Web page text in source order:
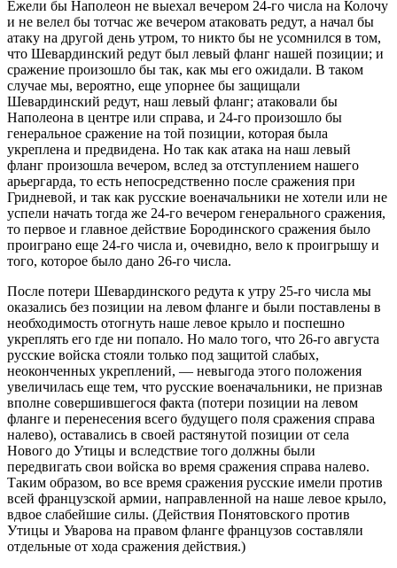
Ежели бы Наполеон не выехал вечером 24-го числа на Колочу
и не велел бы тотчас же вечером атаковать редут, а начал бы
атаку на другой день утром, то никто бы не усомнился в том,
что Шевардинский редут был левый фланг нашей позиции; и
сражение произошло бы так, как мы его ожидали. В таком
случае мы, вероятно, еще упорнее бы защищали
Шевардинский редут, наш левый фланг; атаковали бы
Наполеона в центре или справа, и 24-го произошло бы
генеральное сражение на той позиции, которая была
укреплена и предвидена. Но так как атака на наш левый
фланг произошла вечером, вслед за отступлением нашего
арьергарда, то есть непосредственно после сражения при
Гридневой, и так как русские военачальники не хотели или не
успели начать тогда же 24-го вечером генерального сражения,
то первое и главное действие Бородинского сражения было
проиграно еще 24-го числа и, очевидно, вело к проигрышу и
того, которое было дано 26-го числа.
После потери Шевардинского редута к утру 25-го числа мы
оказались без позиции на левом фланге и были поставлены в
необходимость отогнуть наше левое крыло и поспешно
укреплять его где ни попало. Но мало того, что 26-го августа
русские войска стояли только под защитой слабых,
неоконченных укреплений, — невыгода этого положения
увеличилась еще тем, что русские военачальники, не признав
вполне совершившегося факта (потери позиции на левом
фланге и перенесения всего будущего поля сражения справа
налево), оставались в своей растянутой позиции от села
Нового до Утицы и вследствие того должны были
передвигать свои войска во время сражения справа налево.
Таким образом, во все время сражения русские имели против
всей французской армии, направленной на наше левое крыло,
вдвое слабейшие силы. (Действия Понятовского против
Утицы и Уварова на правом фланге французов составляли
отдельные от хода сражения действия.)